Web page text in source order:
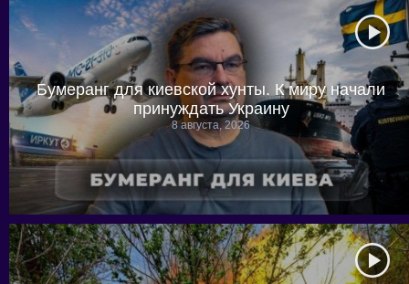
Бумеранг для киевской хунты. К миру начали
принуждать Украину
8 августа, 2026